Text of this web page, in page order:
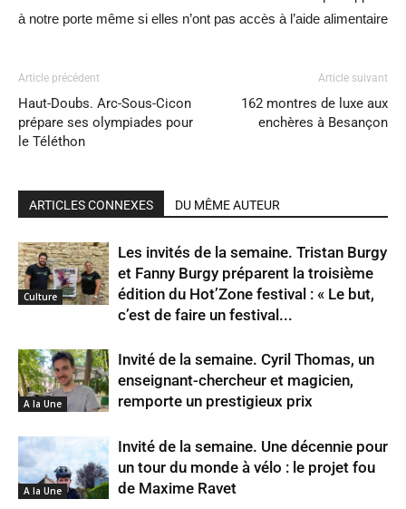
à notre porte même si elles n’ont pas accès à l’aide alimentaire
Article précédent
Haut-Doubs. Arc-Sous-Cicon
prépare ses olympiades pour
le Téléthon
Article suivant
162 montres de luxe aux
enchères à Besançon
ARTICLES CONNEXES DU MÊME AUTEUR
Culture
Les invités de la semaine. Tristan Burgy
et Fanny Burgy préparent la troisième
édition du Hot’Zone festival : « Le but,
c’est de faire un festival...
A la Une
Invité de la semaine. Cyril Thomas, un
enseignant-chercheur et magicien,
remporte un prestigieux prix
A la Une
Invité de la semaine. Une décennie pour
un tour du monde à vélo : le projet fou
de Maxime Ravet